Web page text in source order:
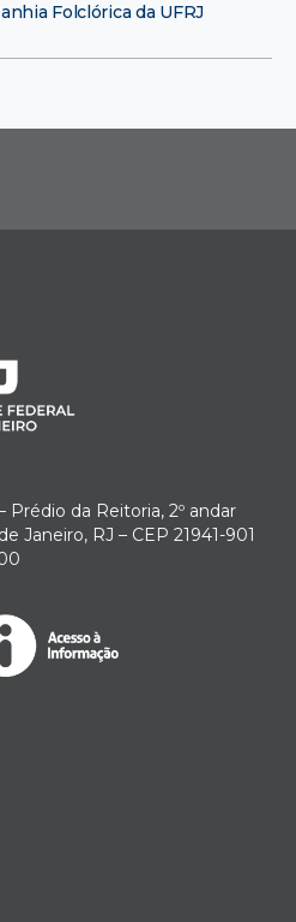
Folclórica da UFRJ
Prédio da Reitoria, 2º andar
Janeiro, RJ – CEP 21941-901